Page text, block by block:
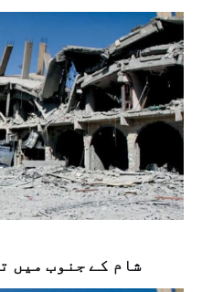
شام کے جنوب میں